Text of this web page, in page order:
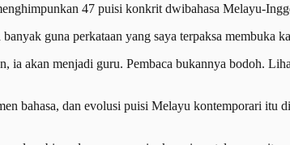
47 puisi konkrit dwibahasa Melayu-
guna perkataan yang saya terpaksa membuka
ia akan menjadi guru. Pembaca bukannya bodoh.
bahasa, dan evolusi puisi Melayu kontemporari